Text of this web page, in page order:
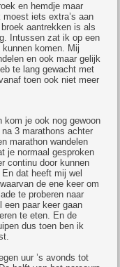
en hemdje maar
iets extra’s aan
aantrekken is als
Intussen zat ik op een
komen. Mij
en ook maar gelijk
te lang gewacht met
toen ook niet meer
kom je ook nog gewoon
3 marathons achter
marathon wandelen
je normaal gesproken
continu door kunnen
dat heeft mij wel
de ene keer om
te proberen naar
een paar keer gaan
te eten. En de
dus toen ben ik
uur ’s avonds tot